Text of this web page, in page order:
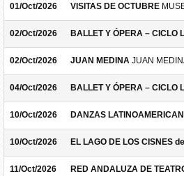
01/Oct/2026 VISITAS DE OCTUBRE
02/Oct/2026 BALLET Y ÓPERA – CICLO
02/Oct/2026 JUAN MEDINA JUAN
04/Oct/2026 BALLET Y ÓPERA – CICLO
10/Oct/2026 DANZAS
10/Oct/2026 EL LAGO DE LOS CISNES
11/Oct/2026 RED ANDALUZA DE